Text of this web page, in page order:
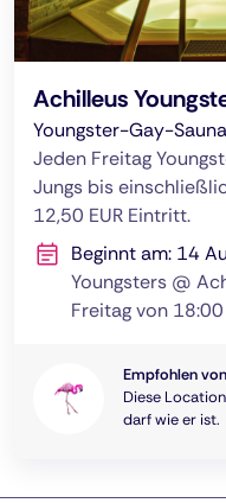
Achilleus
Youngster-Gay-
Jeden Freitag
Jungs bis
12,50 EUR Eintritt.
Beginnt am: 14
Youngsters @
Freitag von
Empfohlen
Diese
darf wie er ist.